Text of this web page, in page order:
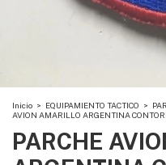
Inicio > EQUIPAMIENTO TACTICO >
AVION AMARILLO ARGENTINA
PARCHE